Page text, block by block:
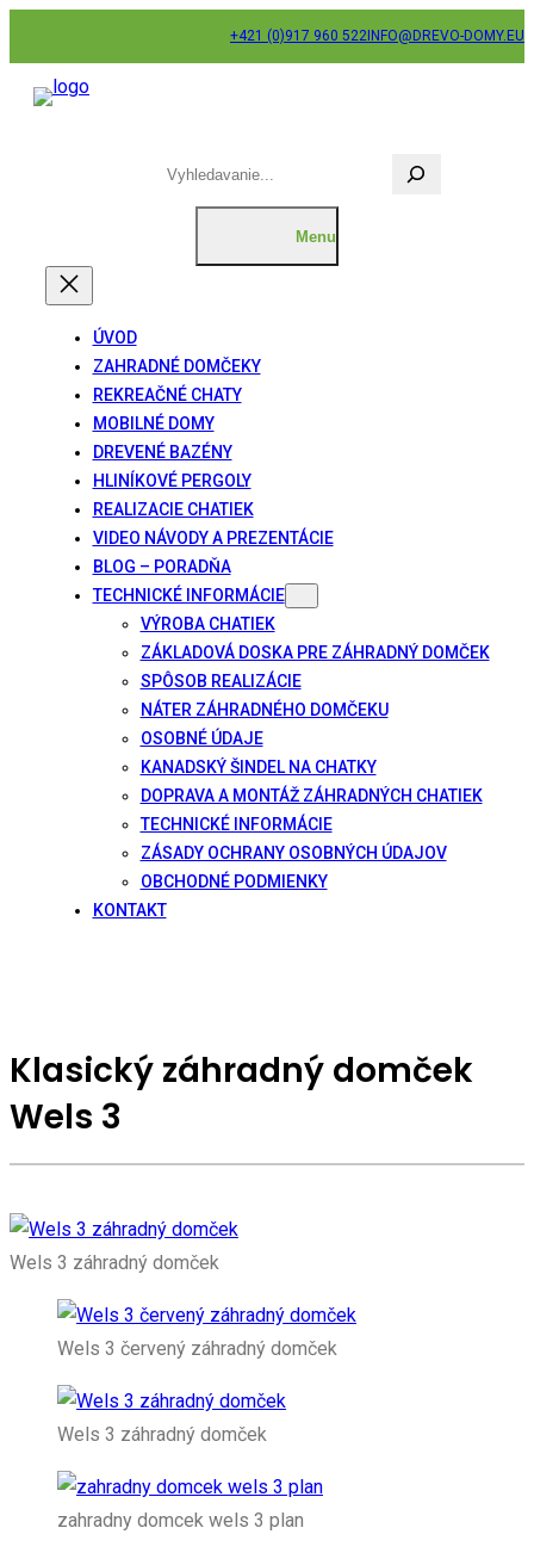
na
obsah
+421 (0)917 960 522 INFO@DREVO-DOMY.EU
H
ÚVOD
ZAHRADNÉ DOMČEKY
REKREAČNÉ CHATY
MOBILNÉ DOMY
DREVENÉ BAZÉNY
HLINÍKOVÉ PERGOLY
REALIZACIE CHATIEK
VIDEO NÁVODY A PREZENTÁCIE
BLOG – PORADŇA
TECHNICKÉ INFORMÁCIE
VÝROBA CHATIEK
ZÁKLADOVÁ DOSKA PRE ZÁHRADNÝ DOMČEK
SPÔSOB REALIZÁCIE
NÁTER ZÁHRADNÉHO DOMČEKU
OSOBNÉ ÚDAJE
KANADSKÝ ŠINDEL NA CHATKY
DOPRAVA A MONTÁŽ ZÁHRADNÝCH CHATIEK
TECHNICKÉ INFORMÁCIE
ZÁSADY OCHRANY OSOBNÝCH ÚDAJOV
OBCHODNÉ PODMIENKY
KONTAKT
Klasický záhradný domček
Wels 3
Wels 3 záhradný domček
Wels 3 červený záhradný domček
Wels 3 záhradný domček
zahradny domcek wels 3 plan